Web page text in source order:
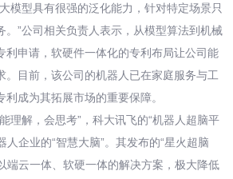
模型具有很强的泛化能力，针对特定场景只
。”公司相关负责人表示，从模型算法到机械
利申请，软硬件一体化的专利布局让公司能
。目前，该公司的机器人已在家庭服务与工
成为其拓展市场的重要保障。
解，会思考”，科大讯飞的“机器人超脑平
人企业的“智慧大脑”。其发布的“星火超脑
端云一体、软硬一体的解决方案，极大降低